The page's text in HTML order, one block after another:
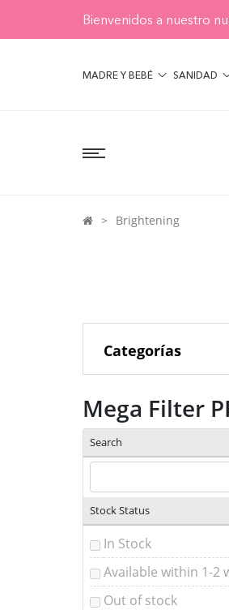
Bienvenidos a nuestro
MADRE Y BEBÉ SANIDAD
Brightening
Categorías
Mega Filter
Search
Stock Status
In Stock
Available within 1-2
Out of stock